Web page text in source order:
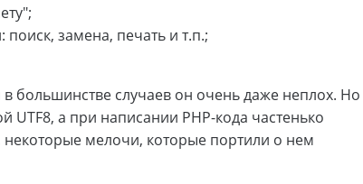
замена, печать и т.п.;
в большинстве случаев он очень даже неплох. Но
а при написании PHP-кода частенько
мелочи, которые портили о нем